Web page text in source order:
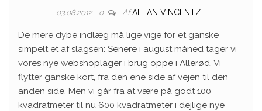
03.08.2012 0 Af ALLAN VINCENTZ
De mere dybe indlæg må lige vige for et ganske
simpelt et af slagsen: Senere i august måned tager vi
vores nye webshoplager i brug oppe i Allerød. Vi
flytter ganske kort, fra den ene side af vejen til den
anden side. Men vi går fra at være på godt 100
kvadratmeter til nu 600 kvadratmeter i dejlige nye